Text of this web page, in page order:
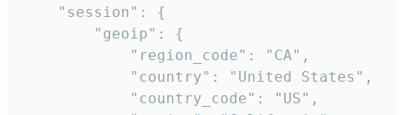
    "session": {
        "geoip": {
            "region_code": "CA",
            "country": "United States",
            "country_code": "US",